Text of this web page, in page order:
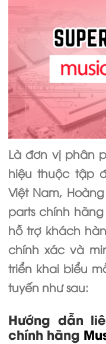
Là đơn vị phân
hiệu thuộc tập
Việt Nam,
parts chính
hỗ trợ khách
chính xác và
triển khai biểu
tuyến như sau:
Hướng dẫn
chính hãng